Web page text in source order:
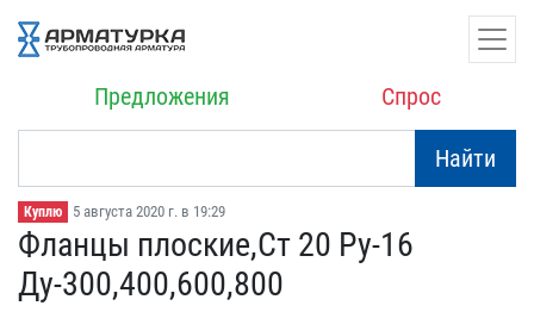
Предложения Спрос
Найти
Куплю 5 августа 2020 г. в 19:29
Фланцы плоские,Ст 20 Ру-​16
Ду-300,400,600,800